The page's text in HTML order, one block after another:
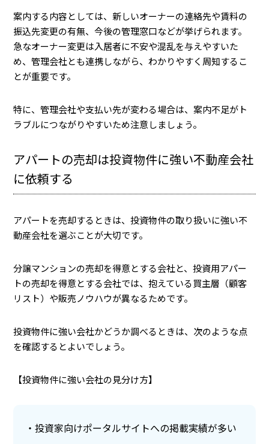
案内する内容としては、新しいオーナーの連絡先や賃料の
振込先変更の有無、今後の管理窓口などが挙げられます。
急なオーナー変更は入居者に不安や混乱を与えやすいた
め、管理会社とも連携しながら、わかりやすく周知するこ
とが重要です。
特に、管理会社や支払い先が変わる場合は、案内不足がト
ラブルにつながりやすいため注意しましょう。
アパートの売却は投資物件に強い不動産会社
に依頼する
アパートを売却するときは、投資物件の取り扱いに強い不
動産会社を選ぶことが大切です。
分譲マンションの売却を得意とする会社と、投資用アパー
トの売却を得意とする会社では、抱えている買主層（顧客
リスト）や販売ノウハウが異なるためです。
投資物件に強い会社かどうか調べるときは、次のような点
を確認するとよいでしょう。
【投資物件に強い会社の見分け方】
投資家向けポータルサイトへの掲載実績が多い